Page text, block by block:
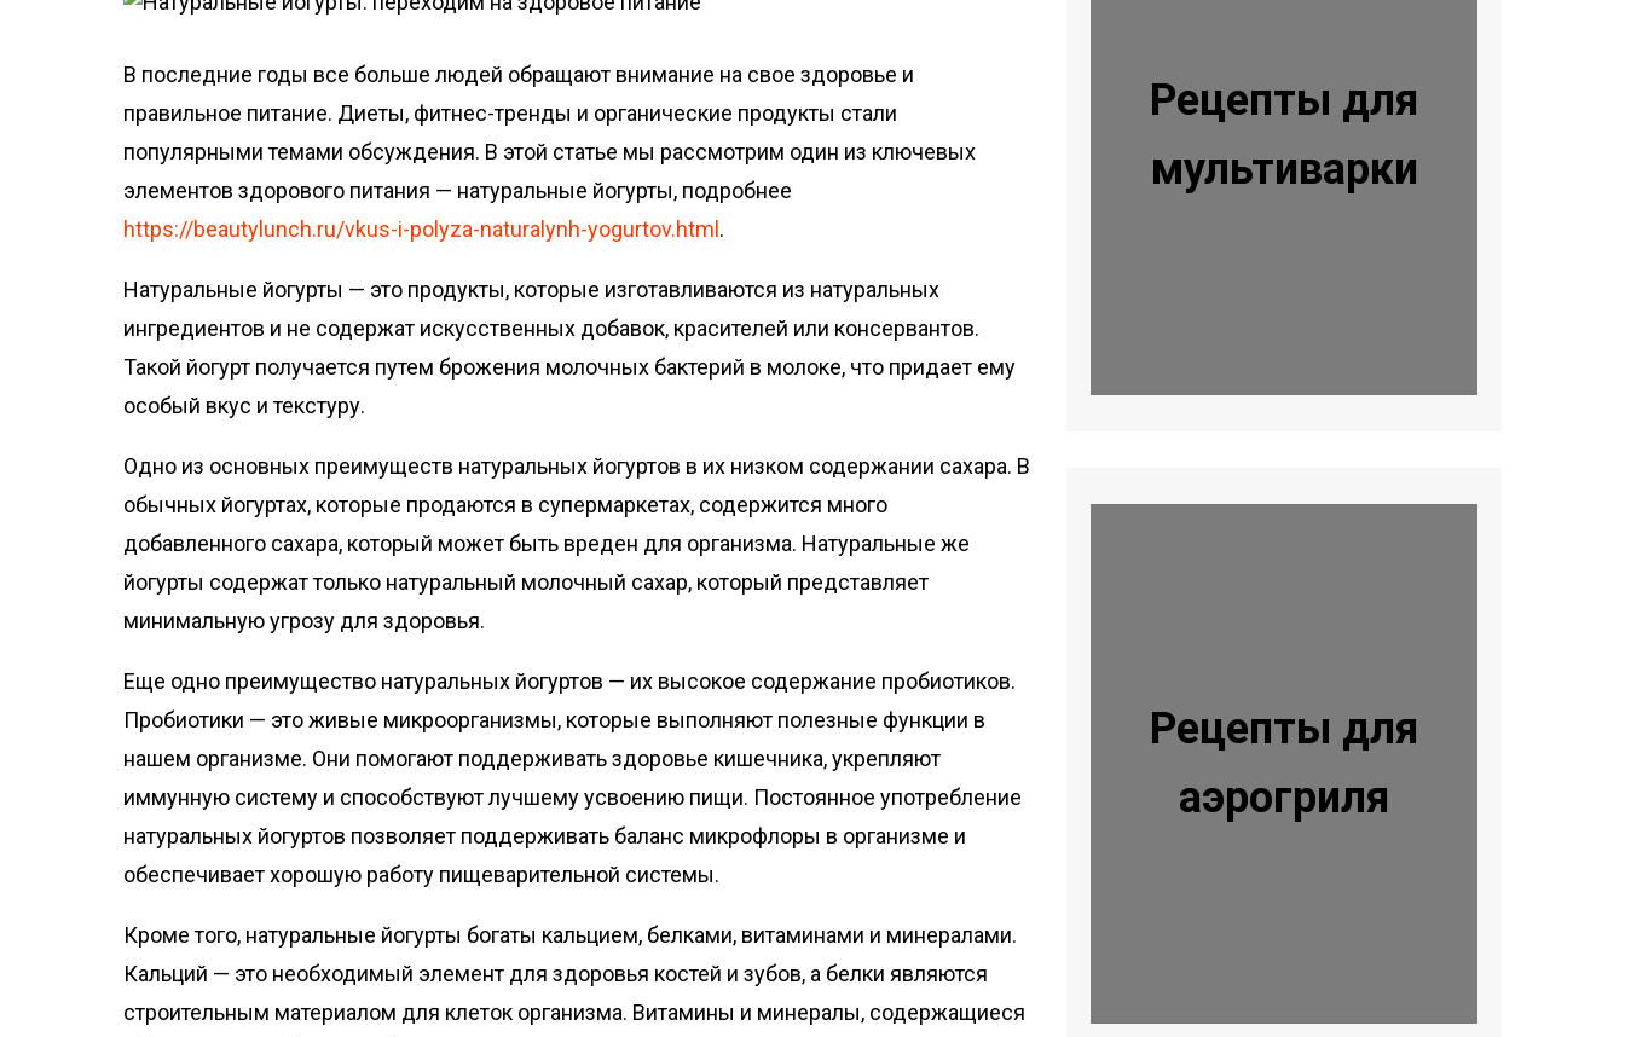
В последние годы все больше людей обращают внимание на свое здоровье и
правильное питание. Диеты, фитнес-тренды и органические продукты стали
популярными темами обсуждения. В этой статье мы рассмотрим один из ключевых
элементов здорового питания — натуральные йогурты, подробнее
https://beautylunch.ru/vkus-i-polyza-naturalynh-yogurtov.html .
Натуральные йогурты — это продукты, которые изготавливаются из натуральных
ингредиентов и не содержат искусственных добавок, красителей или консервантов.
Такой йогурт получается путем брожения молочных бактерий в молоке, что придает ему
особый вкус и текстуру.
Одно из основных преимуществ натуральных йогуртов в их низком содержании сахара. В
обычных йогуртах, которые продаются в супермаркетах, содержится много
добавленного сахара, который может быть вреден для организма. Натуральные же
йогурты содержат только натуральный молочный сахар, который представляет
минимальную угрозу для здоровья.
Еще одно преимущество натуральных йогуртов — их высокое содержание пробиотиков.
Пробиотики — это живые микроорганизмы, которые выполняют полезные функции в
нашем организме. Они помогают поддерживать здоровье кишечника, укрепляют
иммунную систему и способствуют лучшему усвоению пищи. Постоянное употребление
натуральных йогуртов позволяет поддерживать баланс микрофлоры в организме и
обеспечивает хорошую работу пищеварительной системы.
Кроме того, натуральные йогурты богаты кальцием, белками, витаминами и минералами.
Кальций — это необходимый элемент для здоровья костей и зубов, а белки являются
строительным материалом для клеток организма. Витамины и минералы, содержащиеся
Рецепты для
мультиварки
Рецепты для
аэрогриля